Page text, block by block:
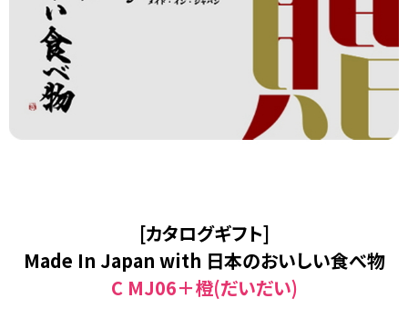
[カタログギフト]
Made In Japan with 日本のおいしい食べ物
C MJ06＋橙(だいだい)